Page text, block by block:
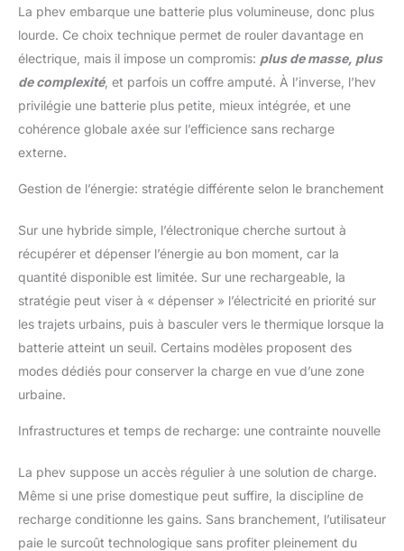
La phev embarque une batterie plus volumineuse, donc plus
lourde. Ce choix technique permet de rouler davantage en
électrique, mais il impose un compromis: plus de masse, plus
de complexité, et parfois un coffre amputé. À l’inverse, l’hev
privilégie une batterie plus petite, mieux intégrée, et une
cohérence globale axée sur l’efficience sans recharge
externe.
Gestion de l’énergie: stratégie différente selon le branchement
Sur une hybride simple, l’électronique cherche surtout à
récupérer et dépenser l’énergie au bon moment, car la
quantité disponible est limitée. Sur une rechargeable, la
stratégie peut viser à « dépenser » l’électricité en priorité sur
les trajets urbains, puis à basculer vers le thermique lorsque la
batterie atteint un seuil. Certains modèles proposent des
modes dédiés pour conserver la charge en vue d’une zone
urbaine.
Infrastructures et temps de recharge: une contrainte nouvelle
La phev suppose un accès régulier à une solution de charge.
Même si une prise domestique peut suffire, la discipline de
recharge conditionne les gains. Sans branchement, l’utilisateur
paie le surcoût technologique sans profiter pleinement du